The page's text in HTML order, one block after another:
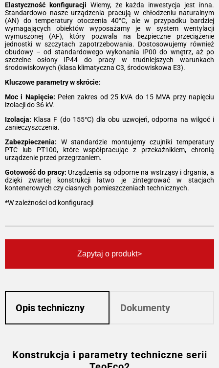
Elastyczność konfiguracji Wiemy, że każda inwestycja jest inna.
Standardowo nasze urządzenia pracują w chłodzeniu naturalnym
(AN) do temperatury otoczenia 40°C, ale w przypadku bardziej
wymagających obiektów wyposażamy je w system wentylacji
wymuszonej (AF), który pozwala na bezpieczne przeciążenie
jednostki w szczytach zapotrzebowania. Dostosowujemy również
obudowy – od standardowego wykonania IP00 do wnętrz, aż po
szczelne osłony IP44 do pracy w trudniejszych warunkach
środowiskowych (klasa klimatyczna C3, środowiskowa E3).
Kluczowe parametry w skrócie:
Moc i Napięcie: Pełen zakres od 25 kVA do 15 MVA przy napięciu
izolacji do 36 kV.
Izolacja: Klasa F (do 155°C) dla obu uzwojeń, odporna na wilgoć i
zanieczyszczenia.
Zabezpieczenia: W standardzie montujemy czujniki temperatury
PTC lub PT100, które współpracując z przekaźnikiem, chronią
urządzenie przed przegrzaniem.
Gotowość do pracy: Urządzenia są odporne na wstrząsy i drgania, a
dzięki zwartej konstrukcji łatwo je zintegrować w stacjach
kontenerowych czy ciasnych pomieszczeniach technicznych.
*W zależności od konfiguracji
Zapytaj o produkt
Opis techniczny Dokumenty
Konstrukcja i parametry techniczne serii